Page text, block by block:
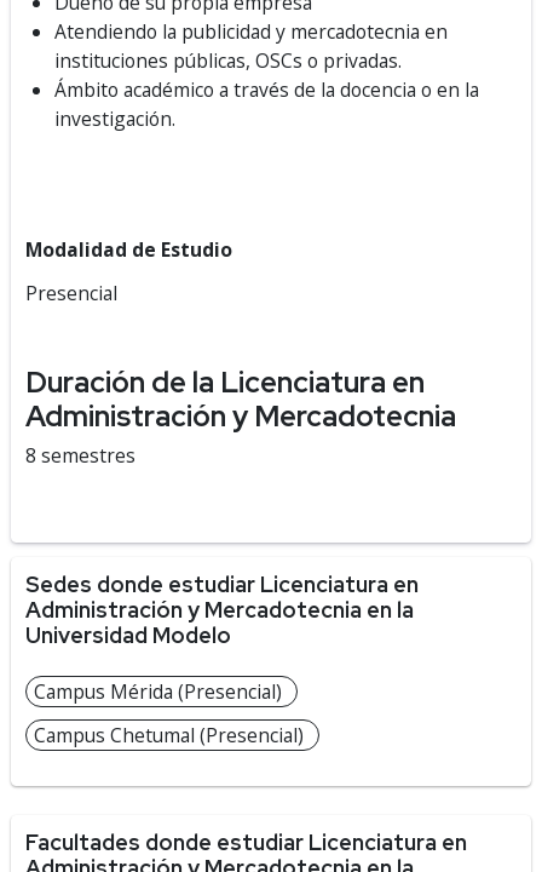
Atendiendo la publicidad y mercadotecnia en
instituciones públicas, OSCs o privadas.
Ámbito académico a través de la docencia o en la
investigación.
Modalidad de Estudio
Presencial
Duración de la Licenciatura en
Administración y Mercadotecnia
8 semestres
Sedes donde estudiar Licenciatura en
Administración y Mercadotecnia en la
Universidad Modelo
Campus Mérida (Presencial)
Campus Chetumal (Presencial)
Facultades donde estudiar Licenciatura en